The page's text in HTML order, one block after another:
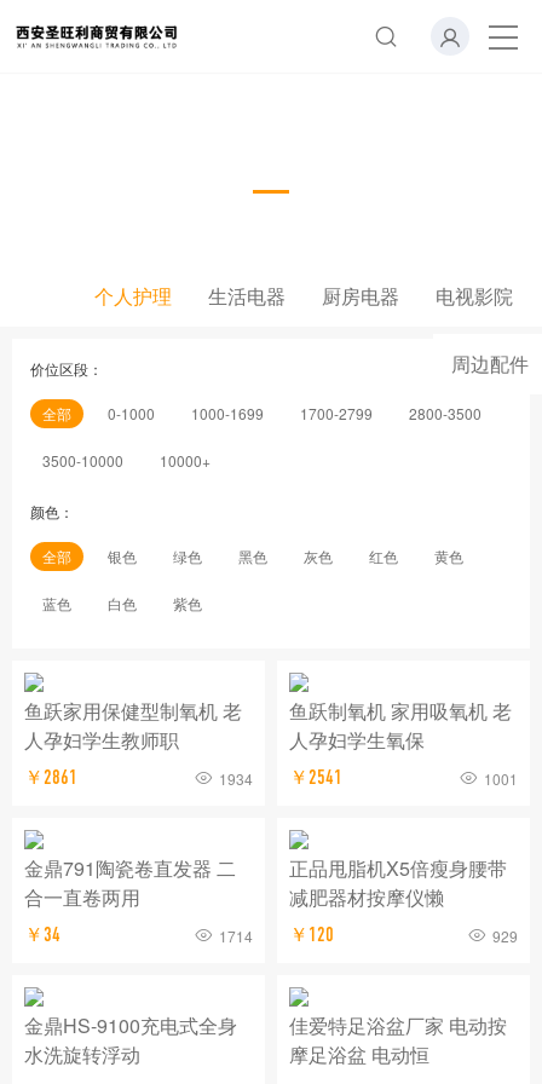
个人护理 生活电器 厨房电器 电视影院
周边配件
价位区段：
全部 0-1000 1000-1699 1700-2799 2800-3500
3500-10000 10000+
颜色：
全部 银色 绿色 黑色 灰色 红色 黄色
蓝色 白色 紫色
鱼跃家用保健型制氧机 老
人孕妇学生教师职
￥2861 1934
鱼跃制氧机 家用吸氧机 老
人孕妇学生氧保
￥2541 1001
金鼎791陶瓷卷直发器 二
合一直卷两用
￥34 1714
正品甩脂机X5倍瘦身腰带
减肥器材按摩仪懒
￥120 929
金鼎HS-9100充电式全身
水洗旋转浮动
佳爱特足浴盆厂家 电动按
摩足浴盆 电动恒